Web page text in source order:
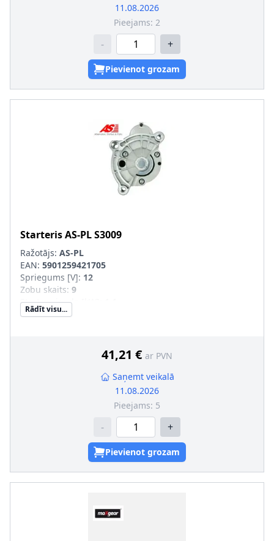
11.08.2026
Pieejams: 2
- +
Pievienot grozam
StarterisAS-PLS3009
Ražotājs: AS-PL
EAN: 5901259421705
Spriegums [V]: 12
Zobu skaits: 9
Startera jauda [kW]
Griešanās virziens
Stiprināšanas urbumu skaits:
Rādīt visu...
41,21 € ar PVN
Saņemt veikalā
11.08.2026
Pieejams: 5
- +
Pievienot grozam